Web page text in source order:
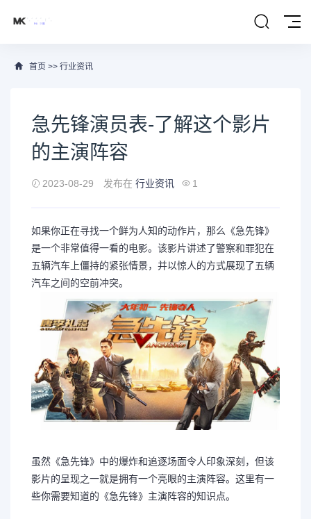
首页 >> 行业资讯
急先锋演员表-了解这个影片
的主演阵容
2023-08-29 发布在 行业资讯 1
如果你正在寻找一个鲜为人知的动作片，那么《急先锋》
是一个非常值得一看的电影。该影片讲述了警察和罪犯在
五辆汽车上僵持的紧张情景，并以惊人的方式展现了五辆
汽车之间的空前冲突。
虽然《急先锋》中的爆炸和追逐场面令人印象深刻，但该
影片的呈现之一就是拥有一个亮眼的主演阵容。这里有一
些你需要知道的《急先锋》主演阵容的知识点。